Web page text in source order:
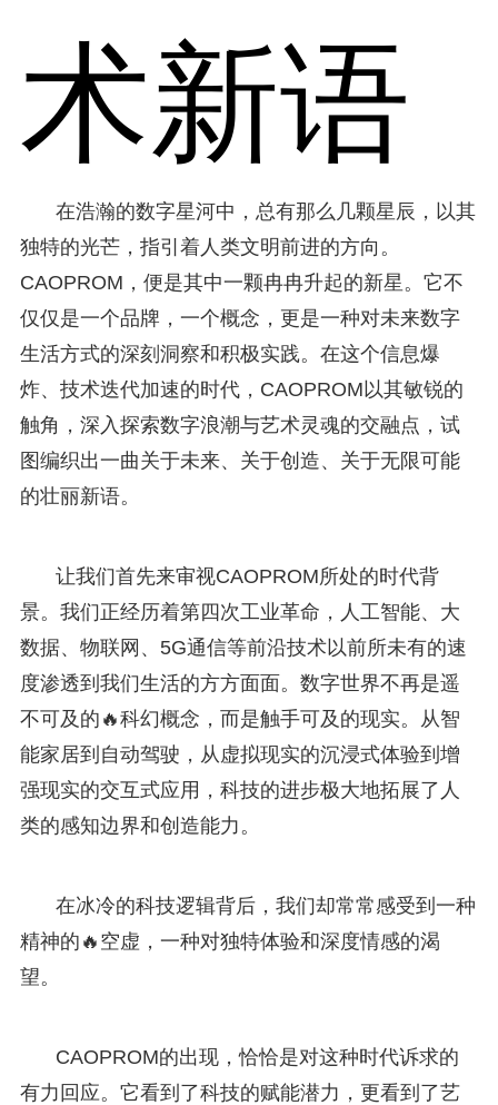
术新语
在浩瀚的数字星河中，总有那么几颗星辰，以其
独特的光芒，指引着人类文明前进的方向。
CAOPROM，便是其中一颗冉冉升起的新星。它不
仅仅是一个品牌，一个概念，更是一种对未来数字
生活方式的深刻洞察和积极实践。在这个信息爆
炸、技术迭代加速的时代，CAOPROM以其敏锐的
触角，深入探索数字浪潮与艺术灵魂的交融点，试
图编织出一曲关于未来、关于创造、关于无限可能
的壮丽新语。
让我们首先来审视CAOPROM所处的时代背
景。我们正经历着第四次工业革命，人工智能、大
数据、物联网、5G通信等前沿技术以前所未有的速
度渗透到我们生活的方方面面。数字世界不再是遥
不可及的🔥科幻概念，而是触手可及的现实。从智
能家居到自动驾驶，从虚拟现实的沉浸式体验到增
强现实的交互式应用，科技的进步极大地拓展了人
类的感知边界和创造能力。
在冰冷的科技逻辑背后，我们却常常感受到一种
精神的🔥空虚，一种对独特体验和深度情感的渴
望。
CAOPROM的出现，恰恰是对这种时代诉求的
有力回应。它看到了科技的赋能潜力，更看到了艺